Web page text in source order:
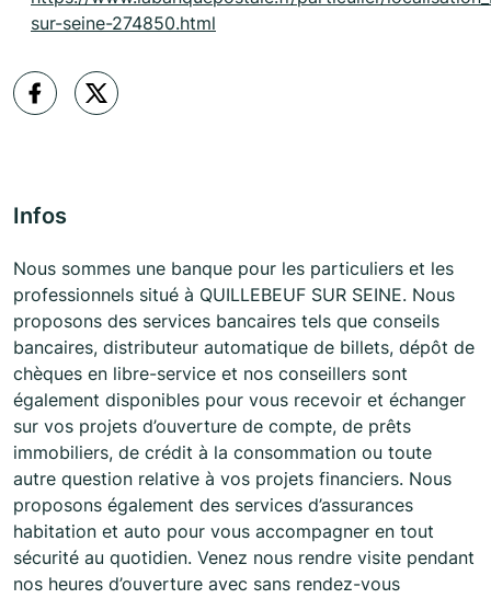
sur-seine-274850.html
Infos
Nous sommes une banque pour les particuliers et les
professionnels situé à QUILLEBEUF SUR SEINE. Nous
proposons des services bancaires tels que conseils
bancaires, distributeur automatique de billets, dépôt de
chèques en libre-service et nos conseillers sont
également disponibles pour vous recevoir et échanger
sur vos projets d’ouverture de compte, de prêts
immobiliers, de crédit à la consommation ou toute
autre question relative à vos projets financiers. Nous
proposons également des services d’assurances
habitation et auto pour vous accompagner en tout
sécurité au quotidien. Venez nous rendre visite pendant
nos heures d’ouverture avec sans rendez-vous